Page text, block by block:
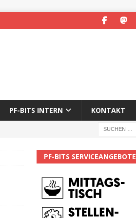
PF-BITS INTERN KONTAKT
PF-BITS SERVICEANGEBOTE